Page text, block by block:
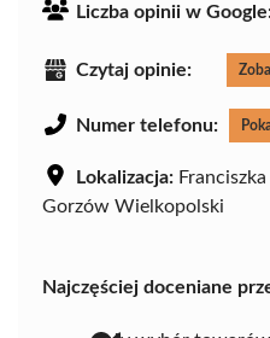
Liczba opinii w
Czytaj opinie:
Numer telefonu:
Lokalizacja:
Gorzów Wielkopolski
Najczęściej doceniane